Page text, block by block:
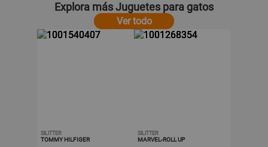
Explora más Juguetes para gatos
Ver todo
SILITTER
TOMMY HILFIGER
SILITTER
MARVEL-ROLL UP